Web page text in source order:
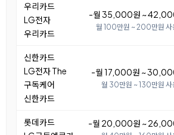
우리카드
LG전자
우리카드
-월 35,000원 ~
월 100만원 ~ 200만원 사
신한카드
LG전자 The
구독케어
신한카드
-월 17,000원 ~
월 30만원 ~ 130만원 사
롯데카드
-월 20,000원 ~